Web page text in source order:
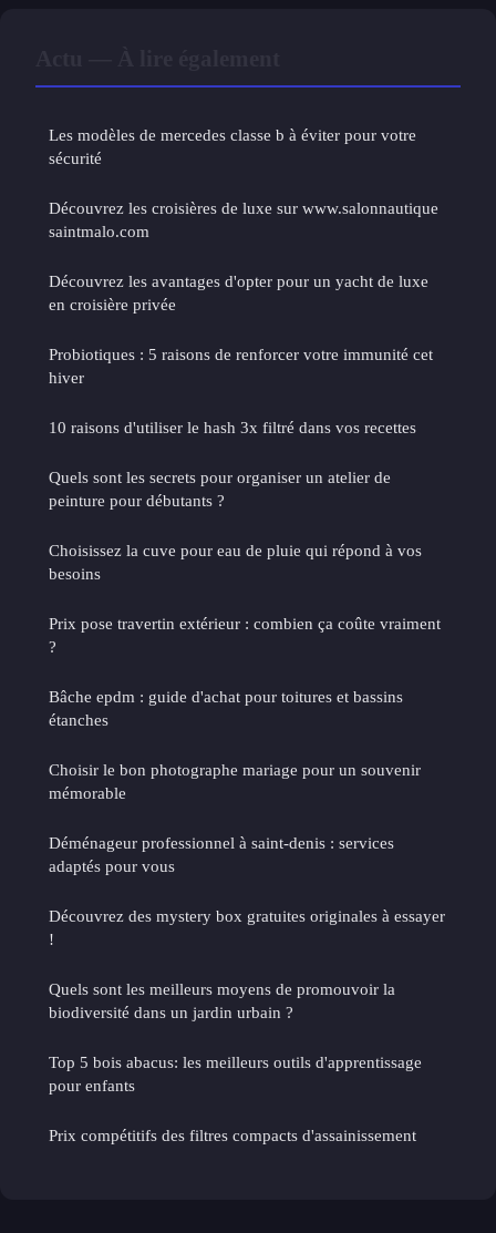
Les modèles de mercedes classe b à éviter pour votre
sécurité
Découvrez les croisières de luxe sur www.salonnautique
saintmalo.com
Découvrez les avantages d'opter pour un yacht de luxe
en croisière privée
Probiotiques : 5 raisons de renforcer votre immunité cet
hiver
10 raisons d'utiliser le hash 3x filtré dans vos recettes
Quels sont les secrets pour organiser un atelier de
peinture pour débutants ?
Choisissez la cuve pour eau de pluie qui répond à vos
besoins
Prix pose travertin extérieur : combien ça coûte vraiment
?
Bâche epdm : guide d'achat pour toitures et bassins
étanches
Choisir le bon photographe mariage pour un souvenir
mémorable
Déménageur professionnel à saint-denis : services
adaptés pour vous
Découvrez des mystery box gratuites originales à essayer
!
Quels sont les meilleurs moyens de promouvoir la
biodiversité dans un jardin urbain ?
Top 5 bois abacus: les meilleurs outils d'apprentissage
pour enfants
Prix compétitifs des filtres compacts d'assainissement